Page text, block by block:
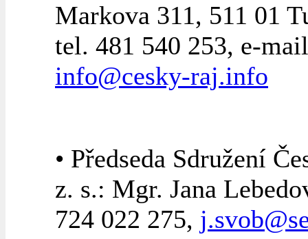
Markova 311, 511 01
tel. 481 540 253, e-
info@cesky-raj.info
• Předseda Sdružení
z. s.: Mgr. Jana
724 022 275,